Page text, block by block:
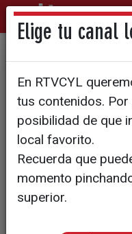
Mala
Elige tu canal
En RTVCYL
tus contenidos.
posibilidad de que
local favorito.
Recuerda que
momento
superior.